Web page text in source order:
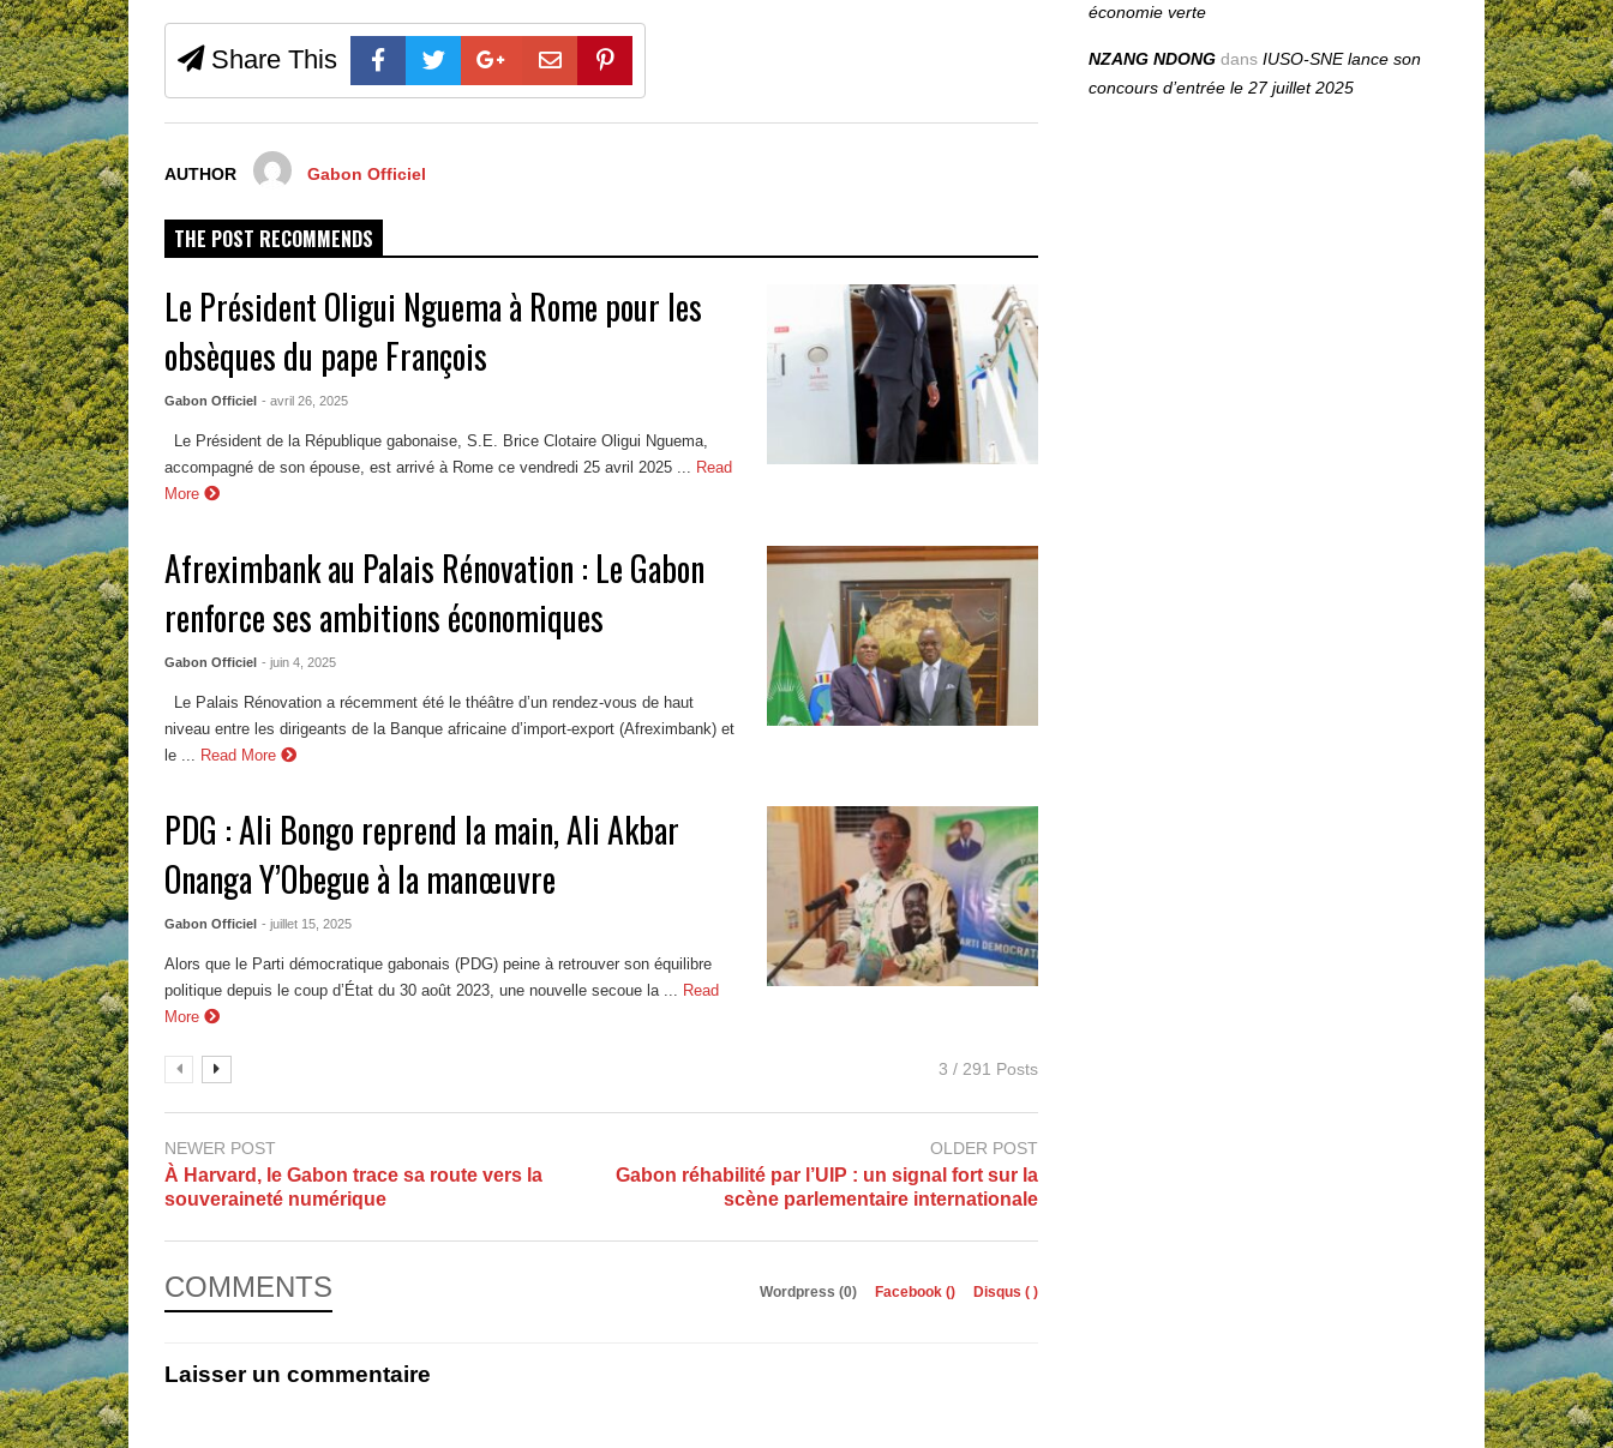
Share This
AUTHOR Gabon Officiel
THE POST RECOMMENDS
Le Président Oligui Nguema à Rome pour les
obsèques du pape François​
Gabon Officiel - avril 26, 2025
Le Président de la République gabonaise, S.E. Brice Clotaire Oligui Nguema,
accompagné de son épouse, est arrivé à Rome ce vendredi 25 avril 2025 ... Read
More
Afreximbank au Palais Rénovation : Le Gabon
renforce ses ambitions économiques
Gabon Officiel - juin 4, 2025
Le Palais Rénovation a récemment été le théâtre d’un rendez-vous de haut
niveau entre les dirigeants de la Banque africaine d’import-export (Afreximbank) et
le ...
Read More
PDG : Ali Bongo reprend la main, Ali Akbar
Onanga Y’Obegue à la manœuvre
Gabon Officiel - juillet 15, 2025
Alors que le Parti démocratique gabonais (PDG) peine à retrouver son équilibre
politique depuis le coup d’État du 30 août 2023, une nouvelle secoue la ...
Read
More
3 / 291 Posts
NEWER POST
À Harvard, le Gabon trace sa route vers la
souveraineté numérique
OLDER POST
Gabon réhabilité par l’UIP : un signal fort sur la
scène parlementaire internationale
COMMENTS Wordpress (0) Facebook () Disqus ( )
Laisser un commentaire
économie verte
NZANG NDONG dansIUSO‑SNE lance son
concours d’entrée le 27 juillet 2025